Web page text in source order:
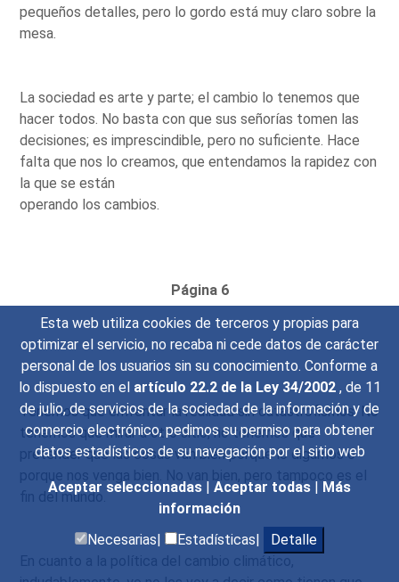
Esta web utiliza cookies de terceros y propias para
optimizar el servicio, no recaba ni cede datos de carácter
personal de los usuarios sin su conocimiento. Conforme a
lo dispuesto en el artículo 22.2 de la Ley 34/2002 , de 11
de julio, de servicios de la sociedad de la información y de
comercio electrónico, pedimos su permiso para obtener
datos estadísticos de su navegación por el sitio web
Aceptar seleccionadas | Aceptar todas | Más
información
Necesarias|
Estadísticas| Detalle
pequeños detalles, pero lo gordo está muy claro sobre la
mesa.
La sociedad es arte y parte; el cambio lo tenemos que
hacer todos. No basta con que sus señorías tomen las
decisiones; es imprescindible, pero no suficiente. Hace
falta que nos lo creamos, que entendamos la rapidez con
la que se están
operando los cambios.
Página 6
Tenemos que enfrentar la realidad sin catastrofismos. No
tenemos que mirar a otro sitio, no tenemos que
pretender que las cosas van bien porque lo digamos o
porque nos venga bien. No van bien, pero tampoco es el
fin del mundo.
En cuanto a la política del cambio climático,